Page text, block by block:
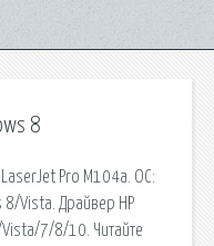
8
Pro M104a. ОС:
Vista. Драйвер HP
Vista/7/8/10. Читайте